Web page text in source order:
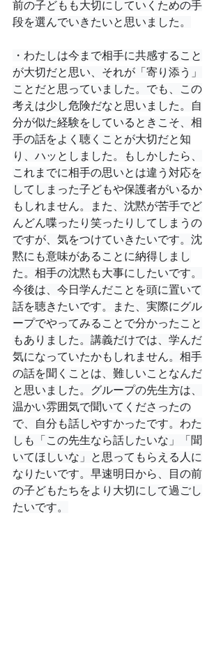
前の子どもも大切にしていくための手
段を選んでいきたいと思いました。
・わたしは今まで相手に共感すること
が大切だと思い、それが「寄り添う」
ことだと思っていました。でも、この
考えは少し危険だなと思いました。自
分が似た経験をしているときこそ、相
手の話をよく聴くことが大切だと知
り、ハッとしました。もしかしたら、
これまでに相手の思いとは違う対応を
してしまった子どもや保護者がいるか
もしれません。また、沈黙が苦手でど
んどん喋ったり笑ったりしてしまうの
ですが、気をつけていきたいです。沈
黙にも意味があることに納得しまし
た。相手の沈黙も大事にしたいです。
今後は、今日学んだことを頭に置いて
話を聴きたいです。また、実際にグル
ープでやってみることで分かったこと
もありました。講義だけでは、学んだ
気になっていたかもしれません。相手
の話を聞くことは、難しいことなんだ
と思いました。グループの先生方は、
温かい雰囲気で聞いてくださったの
で、自分も話しやすかったです。わた
しも「この先生なら話したいな」「聞
いてほしいな」と思ってもらえる人に
なりたいです。早速明日から、目の前
の子どもたちをより大切にして過ごし
たいです。